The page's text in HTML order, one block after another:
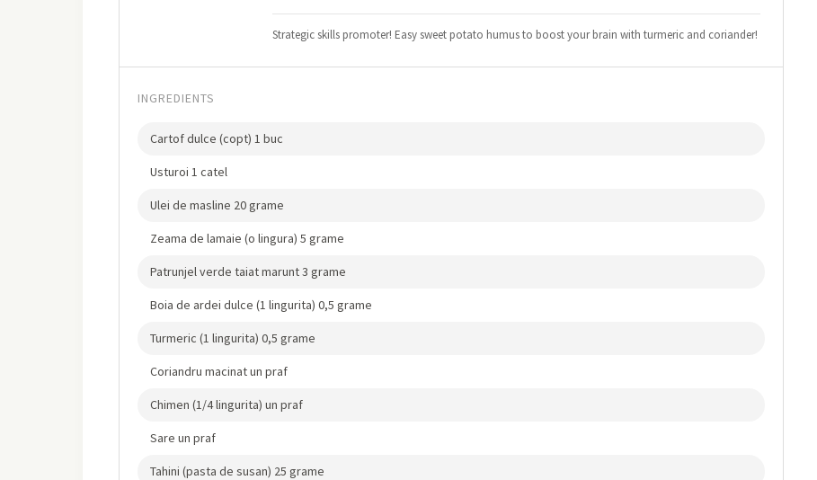
Strategic skills promoter! Easy sweet potato humus to boost your brain with turmeric and coriander!
INGREDIENTS
Cartof dulce (copt) 1 buc
Usturoi 1 catel
Ulei de masline 20 grame
Zeama de lamaie (o lingura) 5 grame
Patrunjel verde taiat marunt 3 grame
Boia de ardei dulce (1 lingurita) 0,5 grame
Turmeric (1 lingurita) 0,5 grame
Coriandru macinat un praf
Chimen (1/4 lingurita) un praf
Sare un praf
Tahini (pasta de susan) 25 grame